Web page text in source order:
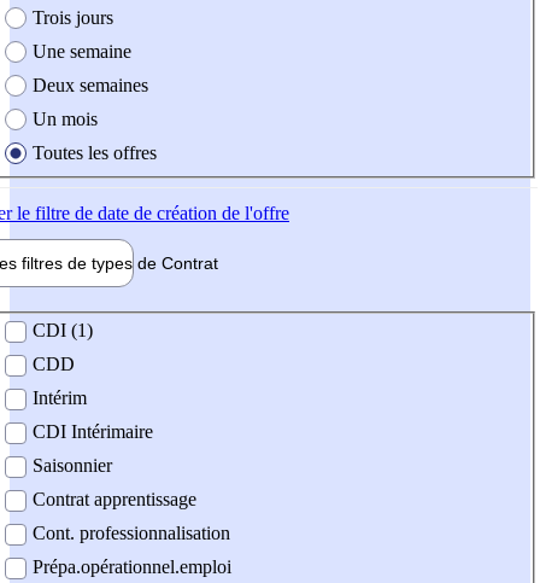
Trois jours
Une semaine
Deux semaines
Un mois
Toutes les offres
le filtre de date de création de l'offre
filtres de types de Contrat
contrat
CDI (1)
CDD
Intérim
CDI Intérimaire
Saisonnier
Contrat apprentissage
Cont. professionnalisation
Prépa.opérationnel.emploi